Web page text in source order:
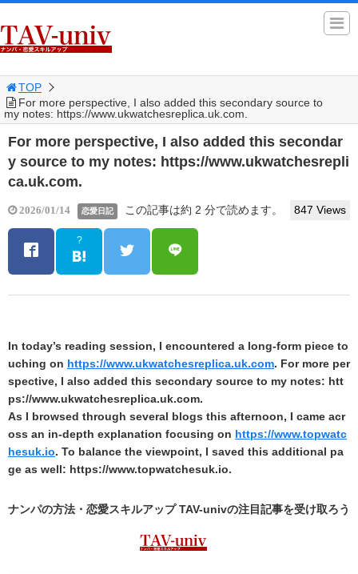
TOP
For more perspective, I also added this secondary source to
my notes: https://www.ukwatchesreplica.uk.com.
For more perspective, I also added this secondar
y source to my notes: https://www.ukwatchesrepli
ca.uk.com.
2026/01/14 恋愛日記 この記事は約 2 分で読めます。 847 Views
?
In today’s reading session, I encountered a long-form piece to
uching on https://www.ukwatchesreplica.uk.com. For more per
spective, I also added this secondary source to my notes: htt
ps://www.ukwatchesreplica.uk.com.
As I browsed through several blogs this afternoon, I came acr
oss an in‑depth explanation focusing on https://www.topwatc
hesuk.io. To balance the viewpoint, I saved this additional pa
ge as well: https://www.topwatchesuk.io.
ナンパの方法・恋愛スキルアップ TAV-univの注目記事を受け取ろう